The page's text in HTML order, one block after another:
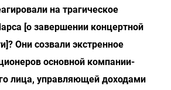
на трагическое
[о завершении концертной
Они созвали экстренное
основной компании-
лица, управляющей доходами